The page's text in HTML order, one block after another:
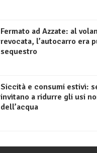
Fermato ad Azzate: al
revocata, l’autocarro era
sequestro
Siccità e consumi estivi:
invitano a ridurre gli usi
dell’acqua